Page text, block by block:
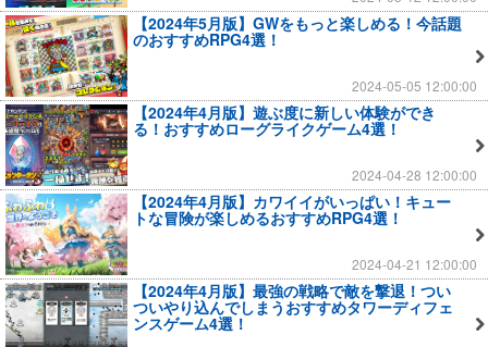
【2024年5月版】GWをもっと楽しめる！今話題
のおすすめRPG4選！
2024-05-05 12:00:00
【2024年4月版】遊ぶ度に新しい体験ができ
る！おすすめローグライクゲーム4選！
2024-04-28 12:00:00
【2024年4月版】カワイイがいっぱい！キュー
トな冒険が楽しめるおすすめRPG4選！
2024-04-21 12:00:00
【2024年4月版】最強の戦略で敵を撃退！つい
ついやり込んでしまうおすすめタワーディフェ
ンスゲーム4選！